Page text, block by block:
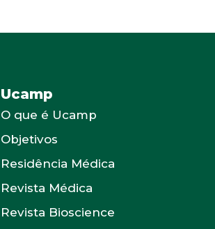
Ucamp
O que é Ucamp
Objetivos
Residência Médica
Revista Médica
Revista Bioscience